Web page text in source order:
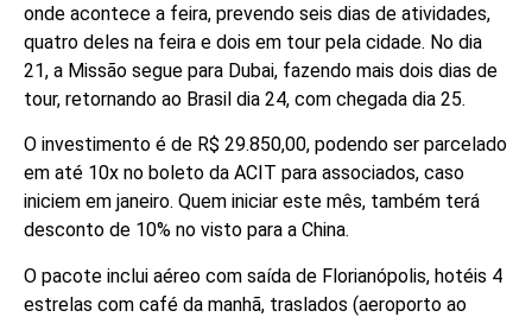
onde acontece a feira, prevendo seis dias de atividades,
quatro deles na feira e dois em tour pela cidade. No dia
21, a Missão segue para Dubai, fazendo mais dois dias de
tour, retornando ao Brasil dia 24, com chegada dia 25.
O investimento é de R$ 29.850,00, podendo ser parcelado
em até 10x no boleto da ACIT para associados, caso
iniciem em janeiro. Quem iniciar este mês, também terá
desconto de 10% no visto para a China.
O pacote inclui aéreo com saída de Florianópolis, hotéis 4
estrelas com café da manhã, traslados (aeroporto ao